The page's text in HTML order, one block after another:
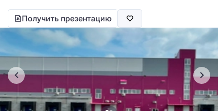
Получить презентацию